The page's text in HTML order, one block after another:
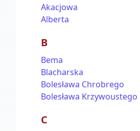
Akacjowa
Alberta
B
Bema
Blacharska
Bolesława Chrobrego
Bolesława Krzywoustego
C